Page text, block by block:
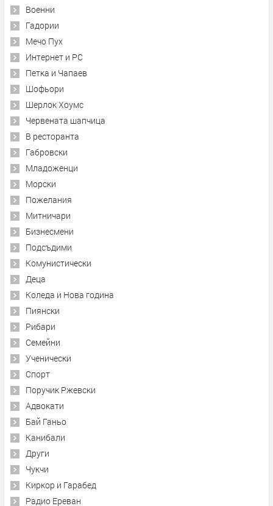
Военни
Гадории
Мечо Пух
Интернет и PC
Петка и Чапаев
Шофьори
Шерлок Хоумс
Червената шапчица
В ресторанта
Габровски
Младоженци
Морски
Пожелания
Митничари
Бизнесмени
Подсъдими
Комунистически
Деца
Коледа и Нова година
Пиянски
Рибари
Семейни
Ученически
Спорт
Поручик Ржевски
Адвокати
Бай Ганьо
Канибали
Други
Чукчи
Киркор и Гарабед
Радио Ереван